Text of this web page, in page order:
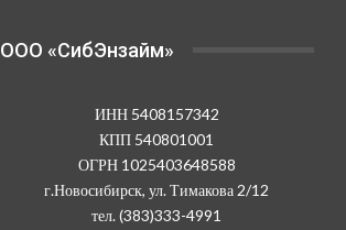
OOO «СибЭнзайм»
ИНН 5408157342
КПП 540801001
ОГРН 1025403648588
г.Новосибирск, ул. Тимакова 2/12
тел. (383)333-4991